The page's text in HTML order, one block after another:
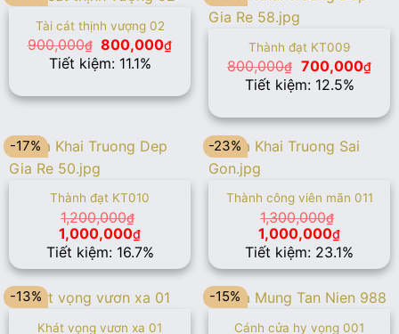
Tài cát thịnh vượng 02
900,000₫ Giá
gốc
là:
800,000₫Giá
800,000₫.
Tiết kiệm: 11.1%
Thành đạt KT009
800,000₫ Giá
gốc
là:
700,000₫Giá
hiện
Tiết kiệm: 12.5%
-17%
Thành đạt KT010
1,200,000₫
Giá
gốc
là:
1,200,000₫.
1,000,000₫Giá
hiện
tại
là:
1,000,000₫.
Tiết kiệm: 16.7%
-23%
Thành công viên mãn 011
1,300,000₫
Giá
gốc
là:
1,300,000₫.
1,000,000₫Giá
hiện
tại
là:
Tiết kiệm: 23.1%
-13%
Khát vọng vươn xa 01
-15%
Cánh cửa hy vọng 001